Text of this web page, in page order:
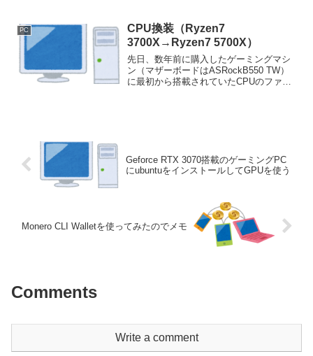
じていないXCod...
PC
CPU換装（Ryzen7
3700X→Ryzen7 5700X）
先日、数年前に購入したゲーミングマシ
ン（マザーボードはASRockB550 TW）
に最初から搭載されていたCPUのファン
Geforce RTX 3070搭載のゲーミングPC
にubuntuをインストールしてGPUを使う
Monero CLI Walletを使ってみたのでメモ
Comments
Write a comment